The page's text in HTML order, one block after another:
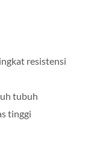
resistensi
tubuh
tinggi